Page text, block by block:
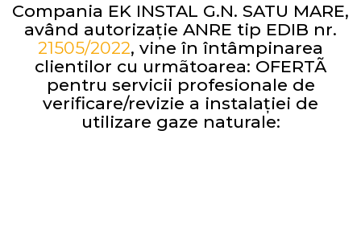
Compania EK INSTAL G.N. SATU MARE,
având autorizaţie ANRE tip EDIB nr.
21505/2022, vine în întâmpinarea
clientilor cu urmãtoarea: OFERTÃ
pentru servicii profesionale de
verificare/revizie a instalaţiei de
utilizare gaze naturale: